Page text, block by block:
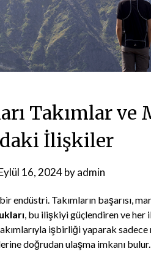
Takımlar ve
İlişkiler
16, 2024byadmin
Takımların başarısı,
, bu ilişkiyi güçlendiren ve her
işbirliği yaparak sadece
doğrudan ulaşma imkanı bulur.